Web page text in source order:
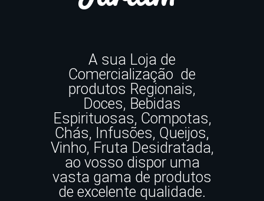
A sua Loja de
Comercialização de
produtos Regionais,
Doces, Bebidas
Espirituosas, Compotas,
Chás, Infusões, Queijos,
Vinho, Fruta Desidratada,
ao vosso dispor uma
vasta gama de produtos
de excelente qualidade.